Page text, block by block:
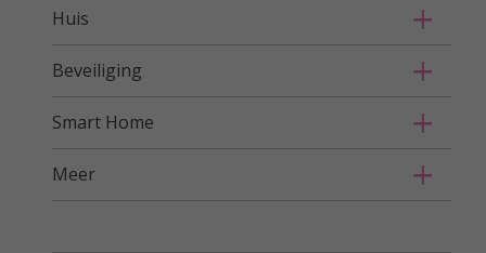
Huis
Beveiliging
Smart Home
Meer